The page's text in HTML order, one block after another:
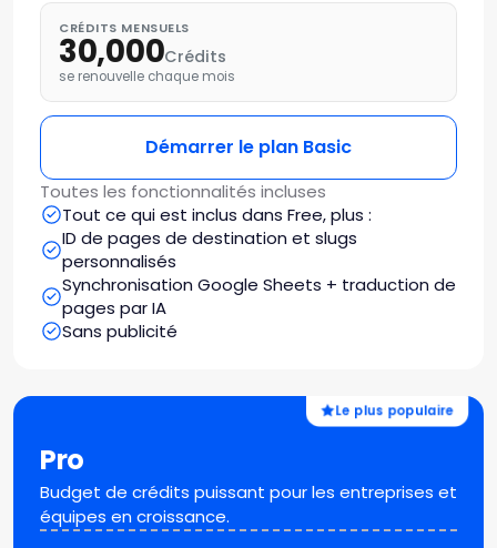
CRÉDITS MENSUELS
30,000Crédits
se renouvelle chaque mois
Démarrer le plan Basic
Toutes les fonctionnalités incluses
Tout ce qui est inclus dans Free, plus :
ID de pages de destination et slugs
personnalisés
Synchronisation Google Sheets + traduction de
pages par IA
Sans publicité
Le plus populaire
Pro
Budget de crédits puissant pour les entreprises et
équipes en croissance.